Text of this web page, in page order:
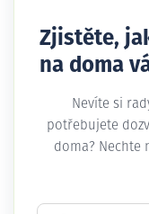
Zjistěte,
na doma
Nevíte si
potřebujete
doma? Nechte